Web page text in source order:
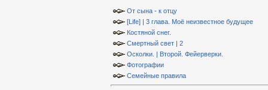
От сына - к отцу
[Life] | 3 глава. Моё неизвестное будущее
Костяной снег.
Смертный свет | 2
Осколки. | Второй. Фейерверки.
Фотографии
Семейные правила